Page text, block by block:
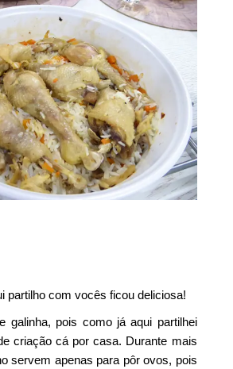
partilho com vocês ficou deliciosa!
galinha, pois como já aqui partilhei
criação cá por casa. Durante mais
servem apenas para pôr ovos, pois